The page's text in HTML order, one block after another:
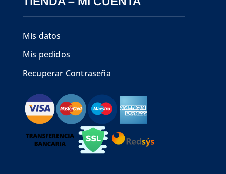
Mis datos
Mis pedidos
Recuperar Contraseña